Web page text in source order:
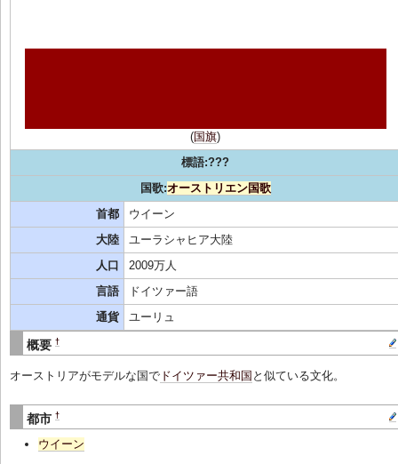
(国旗)
標語:???
国歌:オーストリエン国歌
首都
ウイーン
大陸
ユーラシャヒア大陸
人口
2009万人
言語
ドイツァー語
通貨
ユーリュ
概要 †
オーストリアがモデルな国でドイツァー共和国 と似ている文化。
都市 †
ウイーン